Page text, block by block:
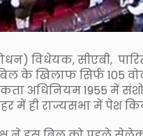
विधेयक, सीएबी,
के खिलाफ सिर्फ 105
अधिनियम 1955 में
में ही राज्यसभा में पेश